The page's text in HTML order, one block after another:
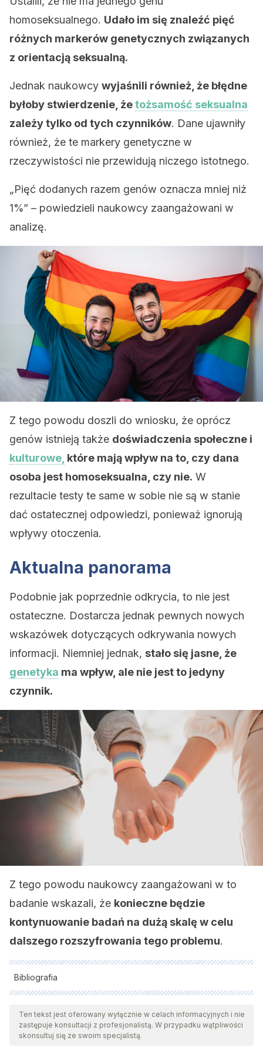
homoseksualnego. Udało im się znaleźć pięć
różnych markerów genetycznych związanych
z orientacją seksualną.
Jednak naukowcy wyjaśnili również, że błędne
byłoby stwierdzenie, żetożsamość seksualna
zależy tylko od tych czynników. Dane ujawniły
również, że te markery genetyczne w
rzeczywistości nie przewidują niczego istotnego.
„Pięć dodanych razem genów oznacza mniej niż
1%” – powiedzieli naukowcy zaangażowani w
analizę.
Z tego powodu doszli do wniosku, że oprócz
genów istnieją także doświadczenia społeczne i
kulturowe, które mają wpływ na to, czy dana
osoba jest homoseksualna, czy nie. W
rezultacie testy te same w sobie nie są w stanie
dać ostatecznej odpowiedzi, ponieważ ignorują
wpływy otoczenia.
Aktualna panorama
Podobnie jak poprzednie odkrycia, to nie jest
ostateczne. Dostarcza jednak pewnych nowych
wskazówek dotyczących odkrywania nowych
informacji. Niemniej jednak, stało się jasne, że
genetyka ma wpływ, ale nie jest to jedyny
czynnik.
Z tego powodu naukowcy zaangażowani w to
badanie wskazali, że konieczne będzie
kontynuowanie badań na dużą skalę w celu
dalszego rozszyfrowania tego problemu.
Bibliografia
Wszystkie cytowane źródła zostały gruntownie
przeanalizowane przez nasz zespół w celu zapewnienia ich
jakości, wiarygodności, aktualności i ważności. Bibliografia
Ten tekst jest oferowany wyłącznie w celach informacyjnych i nie
zastępuje konsultacji z profesjonalistą. W przypadku wątpliwości
skonsultuj się ze swoim specjalistą.